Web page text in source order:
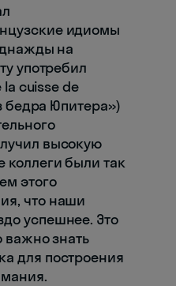
идиомы
на
употребил
cuisse de
бедра Юпитера»)
высокую
коллеги были так
этого
что наши
успешнее. Это
важно знать
для построения